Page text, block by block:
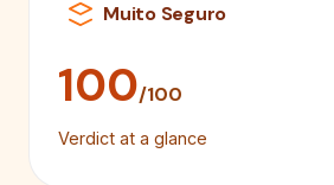
Muito Seguro
100/100
Verdict at a glance